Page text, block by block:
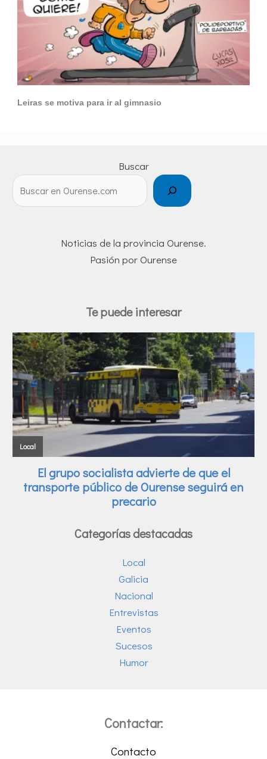
Leiras se motiva para ir al gimnasio
Buscar
Noticias de la provincia Ourense.
Pasión por Ourense
Te puede interesar
Categorías destacadas
Local
Galicia
Nacional
Entrevistas
Eventos
Sucesos
Humor
Contactar:
Contacto